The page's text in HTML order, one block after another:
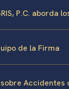
P.C. aborda
de la Firma